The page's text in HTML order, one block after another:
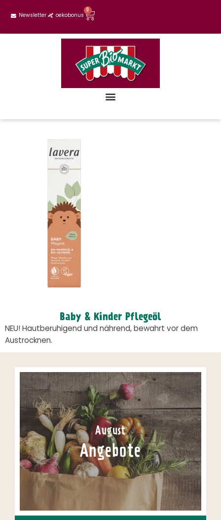
Newsletter oekobonus
0
Baby & Kinder Pflegeöl
NEU! Hautberuhigend und nährend, bewahrt vor dem
Austrocknen.
August
Angebote